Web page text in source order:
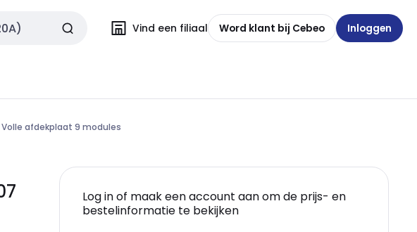
Vind een filiaal Word klant bij Cebeo Inloggen
Volle afdekplaat 9 modules
Log in of maak een account aan om de prijs- en
bestelinformatie te bekijken